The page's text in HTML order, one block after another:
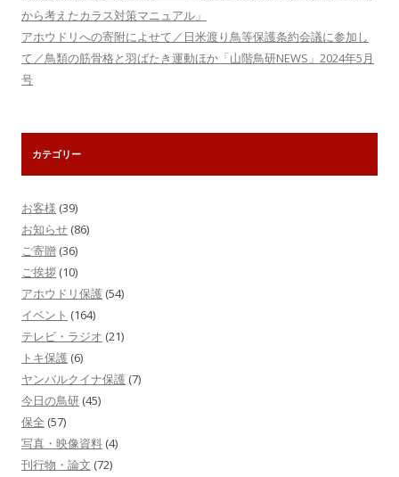
から考えたカラス対策マニュアル」
アホウドリへの寄附によせて／日米渡り鳥等保護条約会議に参加し
て／鳥類の筋骨格と羽ばたき運動ほか「山階鳥研NEWS」2024年5月
号
カテゴリー
お客様 (39)
お知らせ (86)
ご寄贈 (36)
ご挨拶 (10)
アホウドリ保護 (54)
イベント (164)
テレビ・ラジオ (21)
トキ保護 (6)
ヤンバルクイナ保護 (7)
今日の鳥研 (45)
保全 (57)
写真・映像資料 (4)
刊行物・論文 (72)